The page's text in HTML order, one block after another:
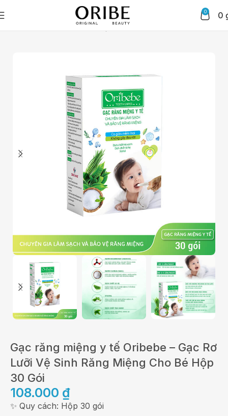
0 0
Chăm sóc da mặt
Gạc răng miệng y tế Oribebe – Gạc Rơ
Lưỡi Vệ Sinh Răng Miệng Cho Bé Hộp
30 Gói
108.000 ₫
✨ Quy cách: Hộp 30 gói